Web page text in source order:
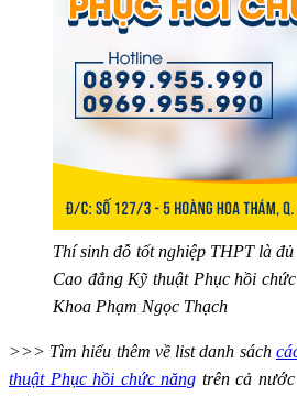
Thí sinh đỗ tốt nghiệp THPT là
Cao đẳng Kỹ thuật Phục hồi
Khoa Phạm Ngọc Thạch
>>> Tìm hiểu thêm về list danh sách
thuật Phục hồi chức năng trên cả